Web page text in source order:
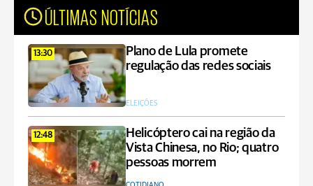
ÚLTIMAS NOTÍCIAS
13:30
Plano de Lula promete
regulação das redes sociais
ELEIÇÕES
12:48
Helicóptero cai na região da
Vista Chinesa, no Rio; quatro
pessoas morrem